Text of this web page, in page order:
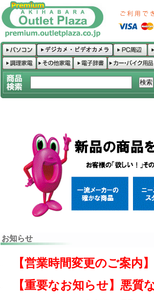
お知らせ
【営業時間変更のご案内】
【重要なお知らせ】悪質